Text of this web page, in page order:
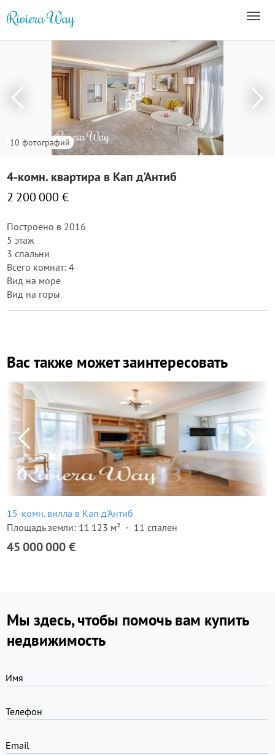
10 фотографий
4-комн. квартира в Кап д'Антиб
2 200 000 €
Построено в 2016
5 этаж
3 спальни
Всего комнат: 4
Вид на море
Вид на горы
Вас также может заинтересовать
15-комн. вилла в Кап д'Антиб
Площадь земли: 11 123 м²
11 спален
45 000 000 €
Мы здесь, чтобы помочь вам купить
недвижимость
Имя
Телефон
Email